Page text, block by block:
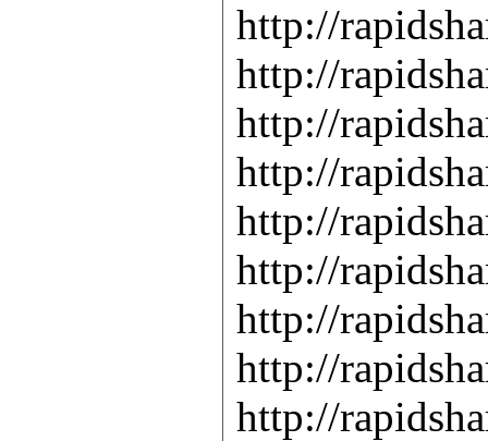
http://
http://
http://
http://
http://
http://
http://
http://
http://